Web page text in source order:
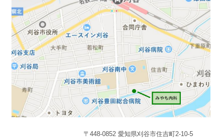
〒448-0852 愛知県刈谷市住吉町2-10-5